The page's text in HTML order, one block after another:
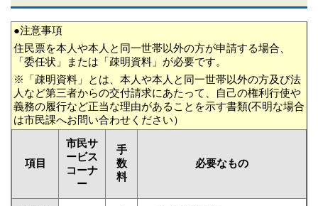
●注意事項
住民票を本人や本人と同一世帯以外の方が申請する場合、
「委任状」または「疎明資料」が必要です。
※「疎明資料」とは、本人や本人と同一世帯以外の方及び法
人など第三者からの交付請求にあたって、自己の権利行使や
義務の履行など正当な理由があることを示す書類(不明な場合
は市民課へお問い合わせください）
項目
市民サ
ービス
コーナ
ー
手
数
料
必要なもの